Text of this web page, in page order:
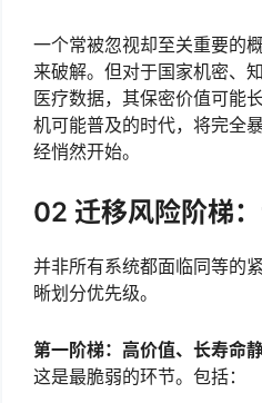
一个常被忽视却至关重要的
来破解。但对于国家机密、
医疗数据，其保密价值可能
机可能普及的时代，将完全
经悄然开始。
02 迁移风险阶梯
并非所有系统都面临同等的
晰划分优先级。
第一阶梯：高价值、长寿命
这是最脆弱的环节。包括：